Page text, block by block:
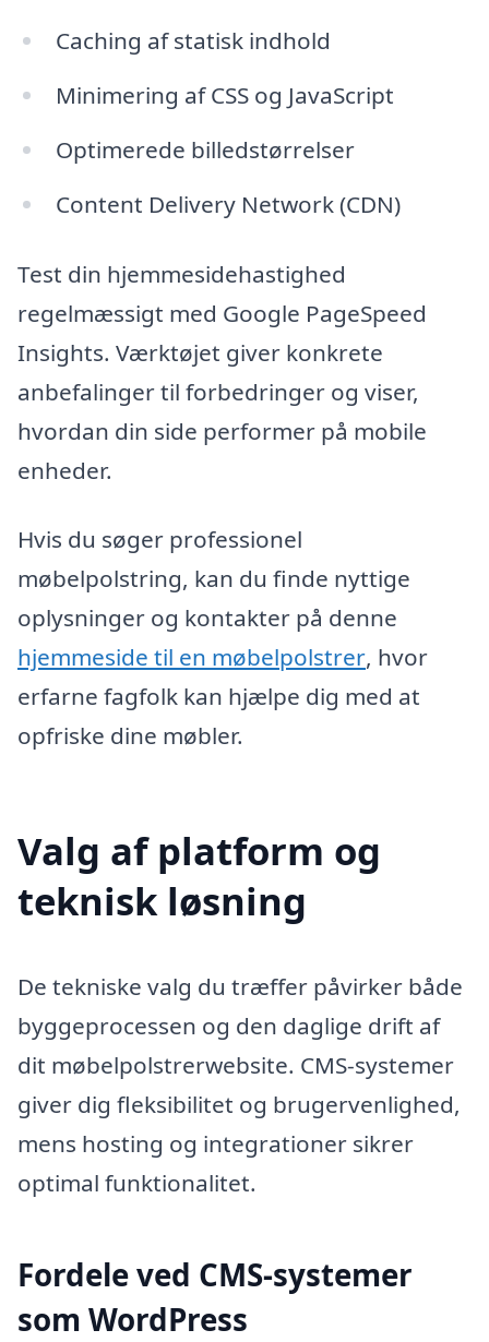
Caching af statisk indhold
Minimering af CSS og JavaScript
Optimerede billedstørrelser
Content Delivery Network (CDN)
Test din hjemmesidehastighed
regelmæssigt med Google PageSpeed
Insights. Værktøjet giver konkrete
anbefalinger til forbedringer og viser,
hvordan din side performer på mobile
enheder.
Hvis du søger professionel
møbelpolstring, kan du finde nyttige
oplysninger og kontakter på denne
hjemmeside til en møbelpolstrer, hvor
erfarne fagfolk kan hjælpe dig med at
opfriske dine møbler.
Valg af platform og
teknisk løsning
De tekniske valg du træffer påvirker både
byggeprocessen og den daglige drift af
dit møbelpolstrerwebsite. CMS-systemer
giver dig fleksibilitet og brugervenlighed,
mens hosting og integrationer sikrer
optimal funktionalitet.
Fordele ved CMS-systemer
som WordPress